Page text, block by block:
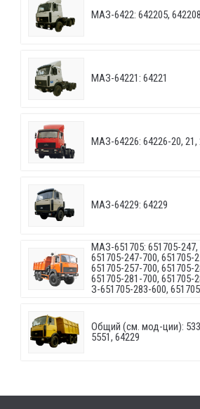
МАЗ-6422: 642205, 642208
МАЗ-64221: 64221
МАЗ-64226: 64226-20, 21,
МАЗ-64229: 64229
МАЗ-651705: 651705-247,
651705-247-700, 651705-
651705-257-700, 651705-
651705-281-700, 651705-
З-651705-283-600,
Общий (см. мод-ции):
5551, 64229